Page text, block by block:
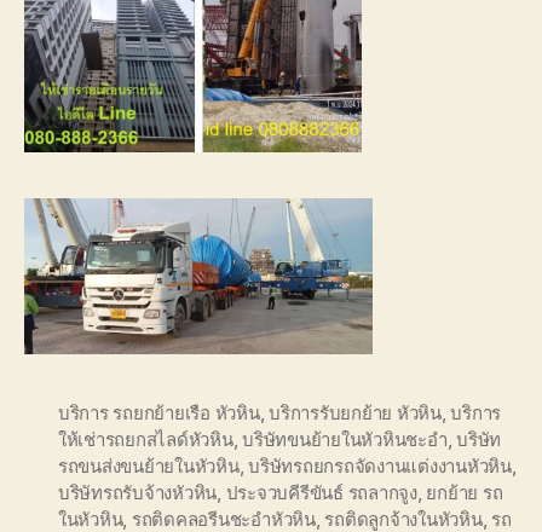
บริการ รถยกย้ายเรือ หัวหิน,บริการรับยกย้าย หัวหิน,บริการ
ให้เช่ารถยกสไลด์หัวหิน,บริษัทขนย้ายในหัวหินชะอำ ,บริษัท
รถขนส่งขนย้ายในหัวหิน,บริษัทรถยกรถจัดงานแต่งงานหัวหิน,
บริษัทรถรับจ้างหัวหิน ประจวบคีรีขันธ์ รถลากจูง, ยกย้าย รถ
ในหัวหิน, รถติดคลอรีนชะอำหัวหิน, รถติดลูกจ้างในหัวหิน, รถ